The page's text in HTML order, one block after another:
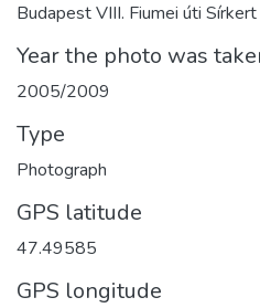
Budapest VIII. Fiumei úti
Year the photo was
2005/2009
Type
Photograph
GPS latitude
47.49585
GPS longitude